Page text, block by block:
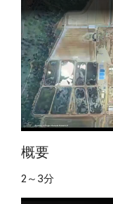
概要
2～3分